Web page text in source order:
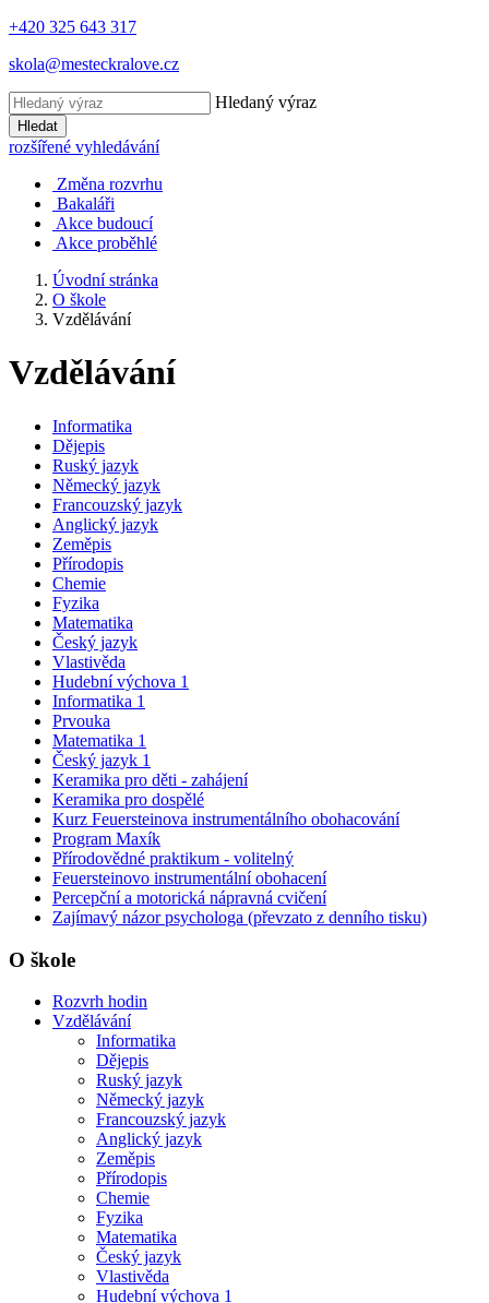
+420 325 643 317
skola@mesteckralove.cz
Hledaný výraz
Hledat
rozšířené vyhledávání
Změna rozvrhu
Bakaláři
Akce budoucí
Akce proběhlé
Úvodní stránka
O škole
Vzdělávání
Vzdělávání
Informatika
Dějepis
Ruský jazyk
Německý jazyk
Francouzský jazyk
Anglický jazyk
Zeměpis
Přírodopis
Chemie
Fyzika
Matematika
Český jazyk
Vlastivěda
Hudební výchova 1
Informatika 1
Prvouka
Matematika 1
Český jazyk 1
Keramika pro děti - zahájení
Keramika pro dospělé
Kurz Feuersteinova instrumentálního obohacování
Program Maxík
Přírodovědné praktikum - volitelný
Feuersteinovo instrumentální obohacení
Percepční a motorická nápravná cvičení
Zajímavý názor psychologa (převzato z denního tisku)
O škole
Rozvrh hodin
Vzdělávání
Informatika
Dějepis
Ruský jazyk
Německý jazyk
Francouzský jazyk
Anglický jazyk
Zeměpis
Přírodopis
Chemie
Fyzika
Matematika
Český jazyk
Vlastivěda
Hudební výchova 1